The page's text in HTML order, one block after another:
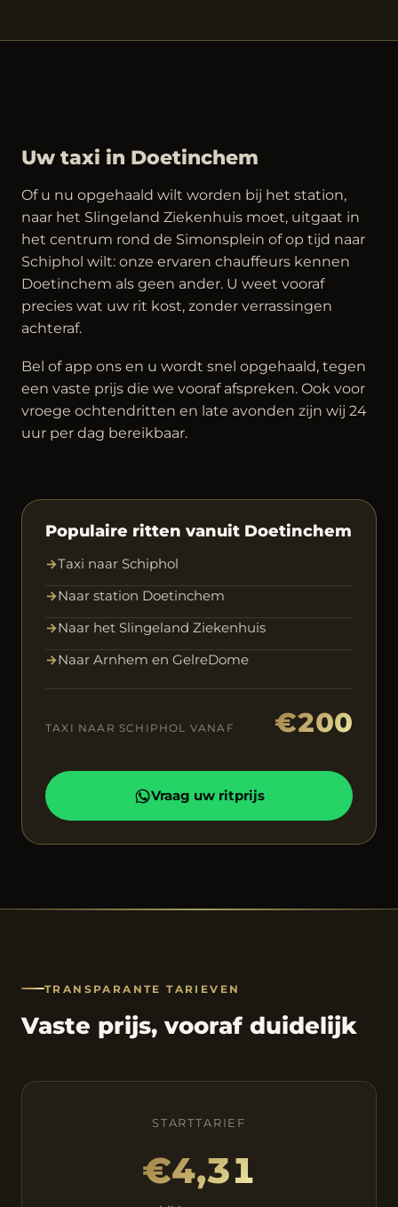
Uw taxi in Doetinchem
Of u nu opgehaald wilt worden bij het station,
naar het Slingeland Ziekenhuis moet, uitgaat in
het centrum rond de Simonsplein of op tijd naar
Schiphol wilt: onze ervaren chauffeurs kennen
Doetinchem als geen ander. U weet vooraf
precies wat uw rit kost, zonder verrassingen
achteraf.
Bel of app ons en u wordt snel opgehaald, tegen
een vaste prijs die we vooraf afspreken. Ook voor
vroege ochtendritten en late avonden zijn wij 24
uur per dag bereikbaar.
Populaire ritten vanuit Doetinchem
→Taxi naar Schiphol
→Naar station Doetinchem
→Naar het Slingeland Ziekenhuis
→Naar Arnhem en GelreDome
TAXI NAAR SCHIPHOL VANAF €200
Vraag uw ritprijs
TRANSPARANTE TARIEVEN
Vaste prijs, vooraf duidelijk
STARTTARIEF
€4,31